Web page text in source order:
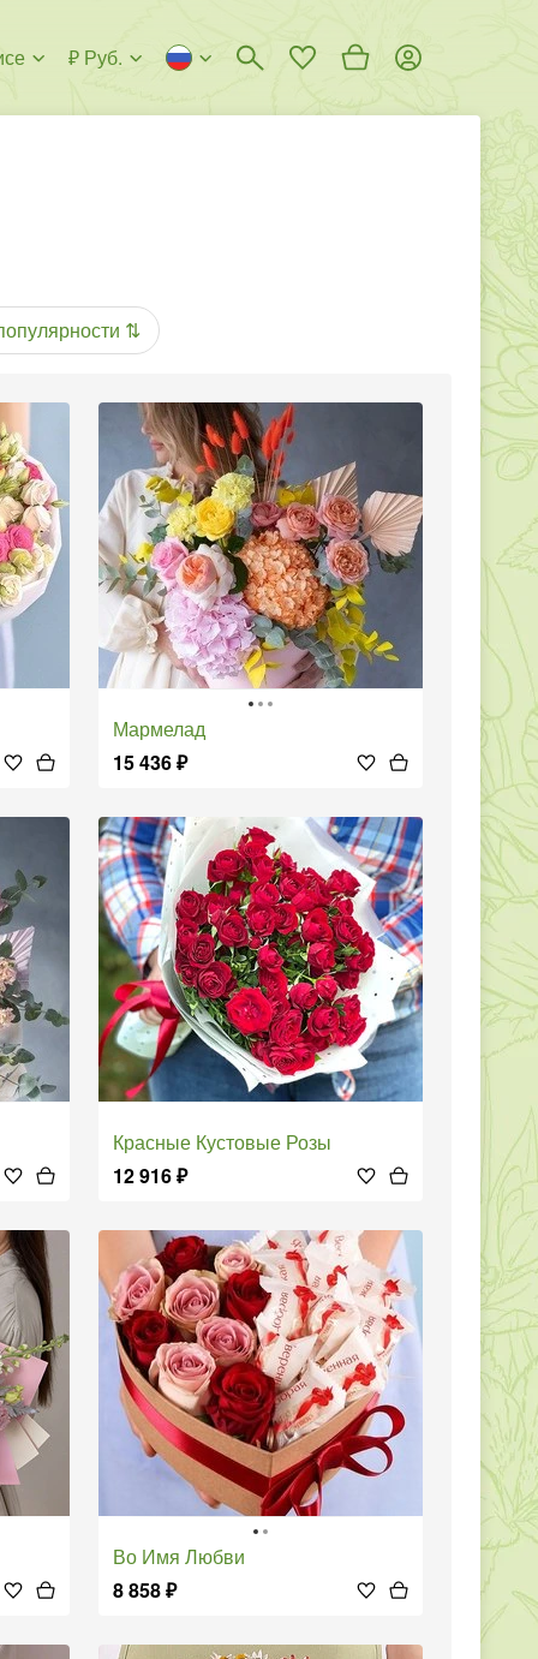
₽ Руб.
⇅
Мармелад
15 436₽
Красные Кустовые Розы
12 916₽
Во Имя Любви
8 858₽